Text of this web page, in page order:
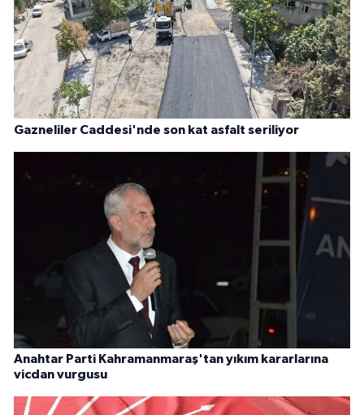
Gazneliler Caddesi'nde son kat asfalt seriliyor
Anahtar Parti Kahramanmaraş'tan yıkım kararlarına
vicdan vurgusu